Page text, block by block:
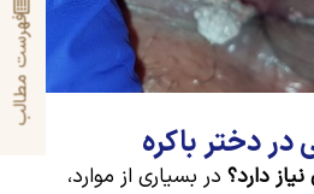
فهرست مطالب
در دختر باکره
دارد؟ در بسیاری از موارد،